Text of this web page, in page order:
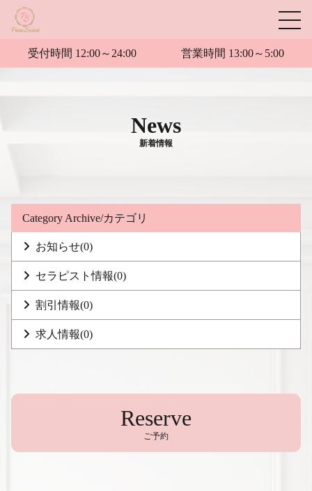
受付時間 12:00～24:00 営業時間 13:00～5:00
News
新着情報
Category Archive/カテゴリ
お知らせ(0)
セラピスト情報(0)
割引情報(0)
求人情報(0)
Reserve
ご予約